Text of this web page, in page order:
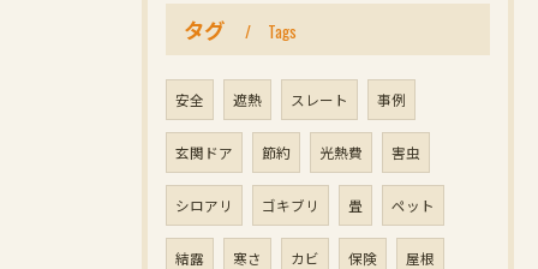
タグ Tags
安全 遮熱 スレート 事例
玄関ドア 節約 光熱費 害虫
シロアリ ゴキブリ 畳 ペット
結露 寒さ カビ 保険 屋根